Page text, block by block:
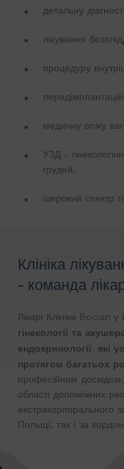
детальну
лікування
процедуру
медичну опіку
УЗД -
грудей,
широкий спектр
Клініка
- команда
Лікарі Клініки Bocian
гінекології та
ендокринології, які
протягом багатьох
професійним
області допоміжних
екстракорпорального
Польщі, так і за